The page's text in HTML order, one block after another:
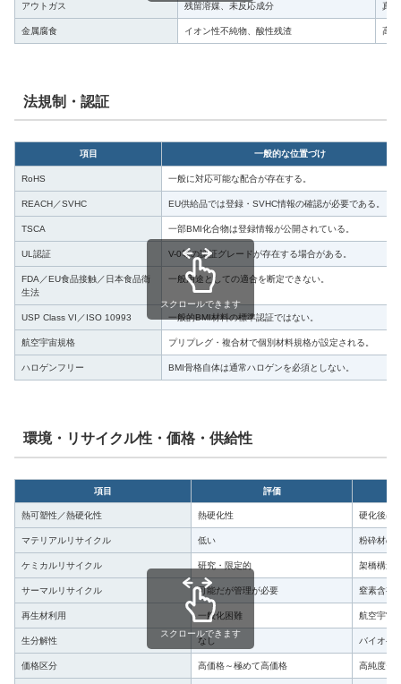
アウトガス 残留溶媒、未反応成分 真
金属腐食 イオン性不純物、酸性残渣 高
法規制・認証
項目 一般的な位置づけ
RoHS 一般に対応可能な配合が存在する。
REACH／SVHC EU供給品では登録・SVHC情報の確認が必要である。
TSCA 一部BMI化合物は登録情報が公開されている。
UL認証 V-0等の認証グレードが存在する場合がある。
FDA／EU食品接触／日本食品衛
生法
一般用途としての適合を断定できない。
USP Class VI／ISO 10993 一般的BMI材料の標準認証ではない。
航空宇宙規格 プリプレグ・複合材で個別材料規格が設定される。
ハロゲンフリー BMI骨格自体は通常ハロゲンを必須としない。
スクロールできます
環境・リサイクル性・価格・供給性
項目 評価
熱可塑性／熱硬化性 熱硬化性 硬化後は
マテリアルリサイクル 低い 粉砕材の
ケミカルリサイクル 研究・限定的 架橋構造
サーマルリサイクル 可能だが管理が必要 窒素含有
再生材利用 一般化困難 航空宇宙
生分解性 なし バイオベ
価格区分 高価格～極めて高価格 高純度モ
スクロールできます